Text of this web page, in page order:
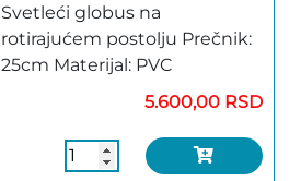
Svetleći globus na
rotirajućem postolju Prečnik:
25cm Materijal: PVC
5.600,00 RSD